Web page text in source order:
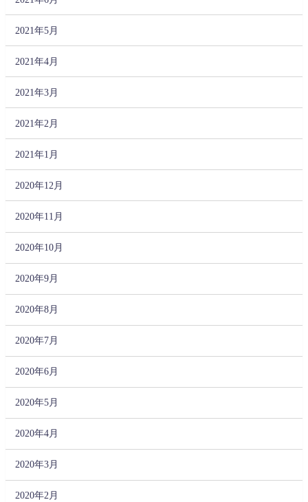
2021年5月
2021年4月
2021年3月
2021年2月
2021年1月
2020年12月
2020年11月
2020年10月
2020年9月
2020年8月
2020年7月
2020年6月
2020年5月
2020年4月
2020年3月
2020年2月